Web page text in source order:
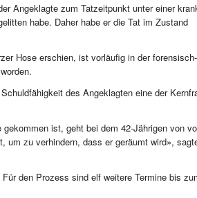
Angeklagte zum Tatzeitpunkt unter einer
habe. Daher habe er die Tat im Zustand
Hose erschien, ist vorläufig in der forensisch-
des Angeklagten eine der
ist, geht bei dem 42-Jährigen von
zu verhindern, dass er geräumt wird»,
den Prozess sind elf weitere Termine bis